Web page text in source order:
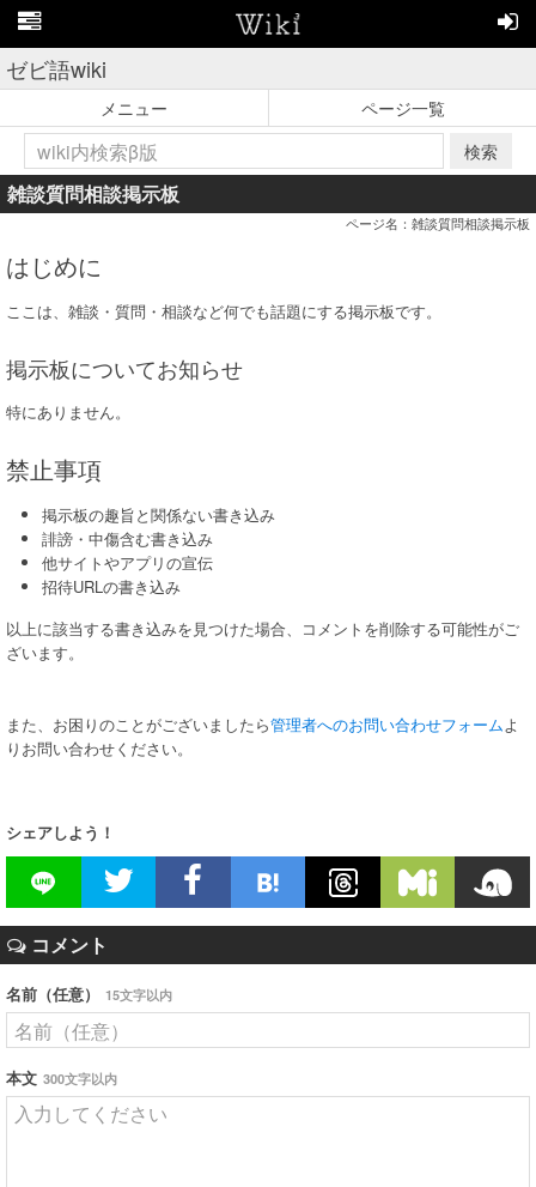
ゼビ語wiki
メニュー
ページ一覧
検索
雑談質問相談掲示板
ページ名：雑談質問相談掲示板
はじめに
ここは、雑談・質問・相談など何でも話題にする掲示板です。
掲示板についてお知らせ
特にありません。
禁止事項
掲示板の趣旨と関係ない書き込み
誹謗・中傷含む書き込み
他サイトやアプリの宣伝
招待URLの書き込み
以上に該当する書き込みを見つけた場合、コメントを削除する可能性がご
ざいます。
また、お困りのことがございましたら管理者へのお問い合わせフォームよ
りお問い合わせください。
シェアしよう！
コメント
名前（任意） 15文字以内
本文 300文字以内